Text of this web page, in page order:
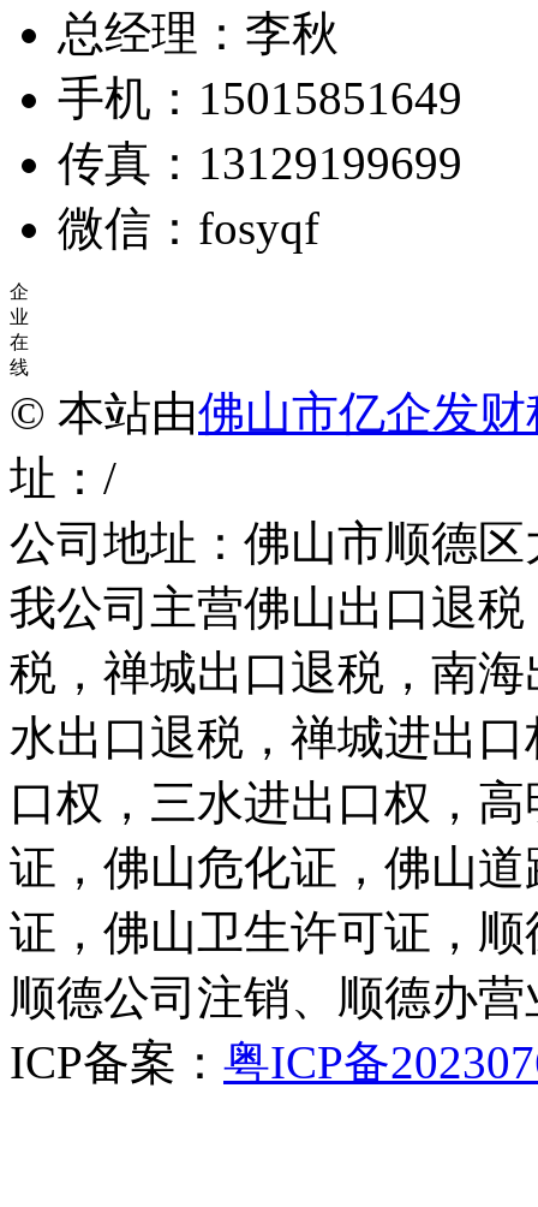
总经理：李秋
手机：15015851649
传真：13129199699
微信：fosyqf
企
业
在
线
© 本站由佛山市亿企发
址：/
公司地址：佛山市顺德
我公司主营佛山出口退
税，禅城出口退税，南
水出口退税，禅城进出
口权，三水进出口权，
证，佛山危化证，佛山
证，佛山卫生许可证，
顺德公司注销、顺德办营
ICP备案： 粤ICP备